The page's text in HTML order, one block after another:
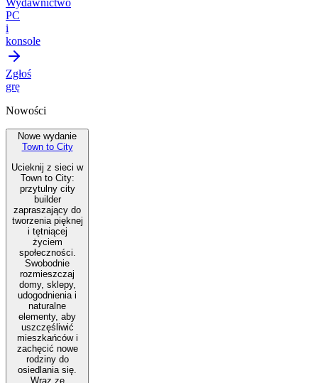
Wydawnictwo
PC
i
konsole
Zgłoś
grę
Nowości
Nowe wydanie
Town to City
Ucieknij z sieci w
Town to City:
przytulny city
builder
zapraszający do
tworzenia pięknej
i tętniącej
życiem
społeczności.
Swobodnie
rozmieszczaj
domy, sklepy,
udogodnienia i
naturalne
elementy, aby
uszczęśliwić
mieszkańców i
zachęcić nowe
rodziny do
osiedlania się.
Wraz ze